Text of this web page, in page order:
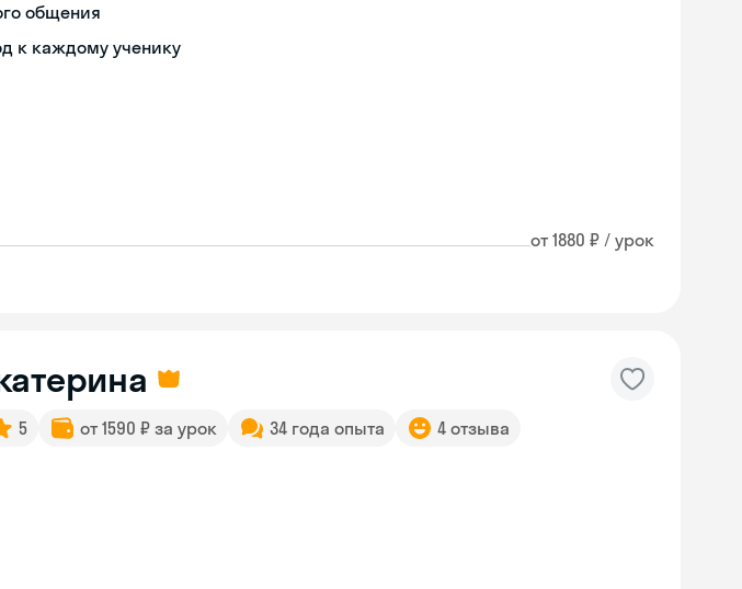
общения
к каждому ученику
от 1880 ₽ / урок
5 от 1590 ₽ за урок 34 года опыта 4 отзыва